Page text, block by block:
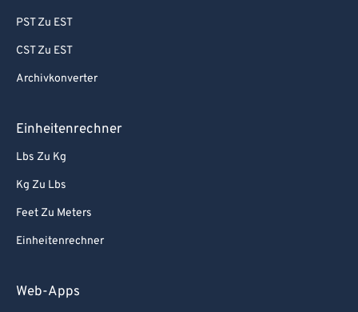
PST Zu EST
CST Zu EST
Archivkonverter
Einheitenrechner
Lbs Zu Kg
Kg Zu Lbs
Feet Zu Meters
Einheitenrechner
Web-Apps